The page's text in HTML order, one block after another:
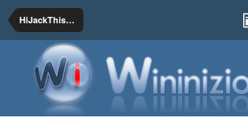
HiJackThis - Posta qui i Log